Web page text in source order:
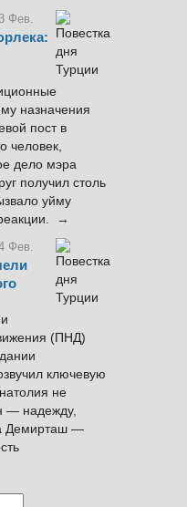
Фев.
назначения
пост в
человек,
дело мэра
получил столь
уйму
→
Фев.
(ПНД)
ключевую
не
— надежду,
Демирташ —